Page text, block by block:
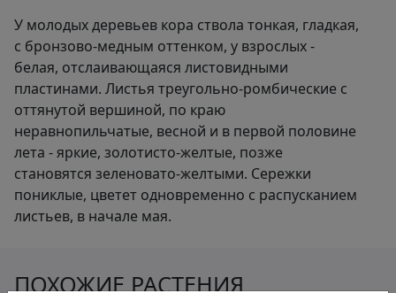
У молодых деревьев кора ствола тонкая, гладкая,
с бронзово-медным оттенком, у взрослых -
белая, отслаивающаяся листовидными
пластинами. Листья треугольно-ромбические с
оттянутой вершиной, по краю
неравнопильчатые, весной и в первой половине
лета - яркие, золотисто-желтые, позже
становятся зеленовато-желтыми. Сережки
пониклые, цветет одновременно с распусканием
листьев, в начале мая.
ПОХОЖИЕ РАСТЕНИЯ